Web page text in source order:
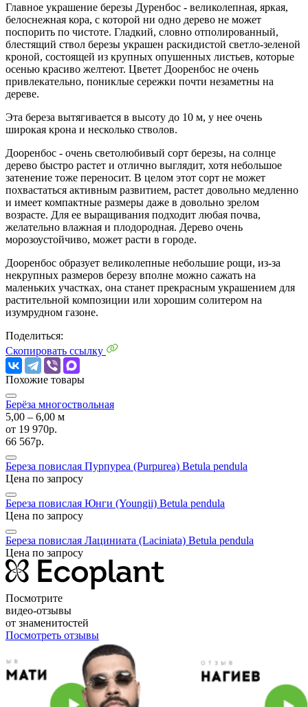
Главное украшение березы Дуренбос - великолепная, яркая,
белоснежная кора, с которой ни одно дерево не может
поспорить по чистоте. Гладкий, словно отполированный,
блестящий ствол березы украшен раскидистой светло-зеленой
кроной, состоящей из крупных опушенных листьев, которые
осенью красиво желтеют. Цветет Дооренбос не очень
привлекательно, пониклые сережки почти незаметны на
дереве.
Эта береза вытягивается в высоту до 10 м, у нее очень
широкая крона и несколько стволов.
Дооренбос - очень светолюбивый сорт березы, на солнце
дерево быстро растет и отлично выглядит, хотя небольшое
затенение тоже переносит. В целом этот сорт не может
похвастаться активным развитием, растет довольно медленно
и имеет компактные размеры даже в довольно зрелом
возрасте. Для ее выращивания подходит любая почва,
желательно влажная и плодородная. Дерево очень
морозоустойчиво, может расти в городе.
Дооренбос образует великолепные небольшие рощи, из-за
некрупных размеров березу вполне можно сажать на
маленьких участках, она станет прекрасным украшением для
растительной композиции или хорошим солитером на
изумрудном газоне.
Поделиться:
Скопировать ссылку
Похожие товары
Берёза многоствольная
5,00 ‒ 6,00 м
от 19 970р.
66 567р.
Береза повислая Пурпуреа (Purpurea) Betula pendula
Цена по запросу
Береза повислая Юнги (Youngii) Betula pendula
Цена по запросу
Береза повислая Лациниата (Laciniata) Betula pendula
Цена по запросу
Посмотрите
видео-отзывы
от знаменитостей
Посмотреть отзывы